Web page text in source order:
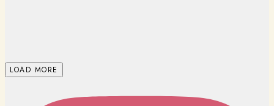
LOAD MORE